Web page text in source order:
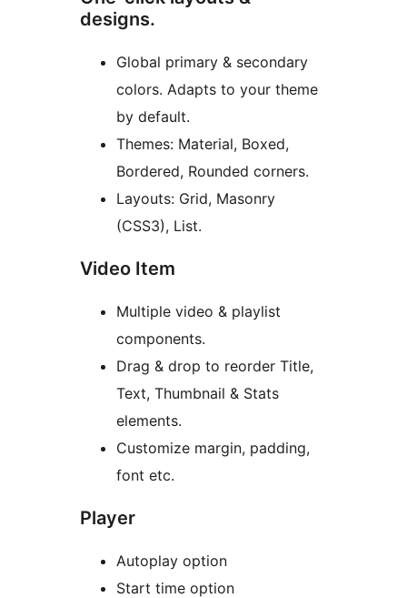
designs.
Global primary & secondary
colors. Adapts to your theme
by default.
Themes: Material, Boxed,
Bordered, Rounded corners.
Layouts: Grid, Masonry
(CSS3), List.
Video Item
Multiple video & playlist
components.
Drag & drop to reorder Title,
Text, Thumbnail & Stats
elements.
Customize margin, padding,
font etc.
Player
Autoplay option
Start time option